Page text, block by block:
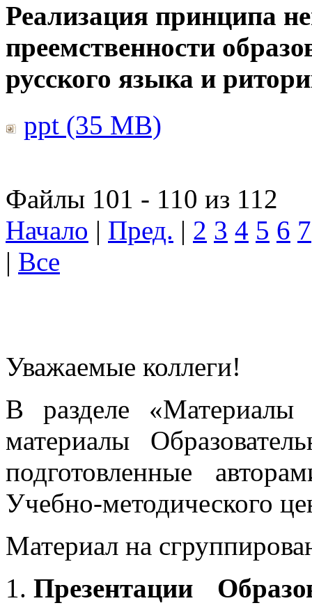
Реализация принципа
преемственности
русского языка и
ppt (35 MB)
Файлы 101 - 110 из 112
Начало | Пред. | 2 3 4 5 6 7
| Все
Уважаемые коллеги!
В разделе «Материалы
материалы
подготовленные
Учебно-методического
Материал на
Презентации